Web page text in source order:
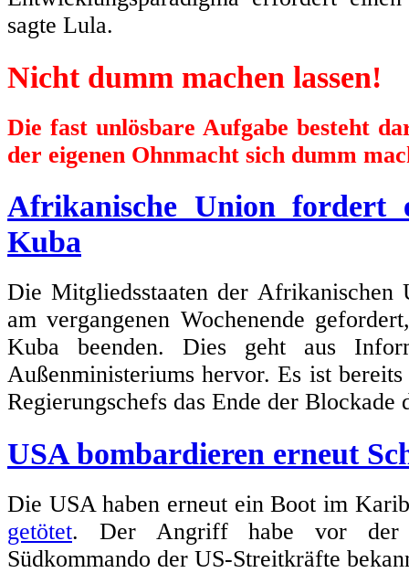
sagte Lula.
Nicht dumm machen lassen!
Die fast unlösbare Aufgabe besteht
der eigenen Ohnmacht sich dumm
Afrikanische Union fordert
Kuba
Die Mitgliedsstaaten der
am vergangenen Wochenende
Kuba beenden. Dies geht aus
Außenministeriums hervor. Es ist
Regierungschefs das Ende der
USA bombardieren erneut
Die USA haben erneut ein Boot im
getötet. Der Angriff habe vor der
Südkommando der US-Streitkräfte